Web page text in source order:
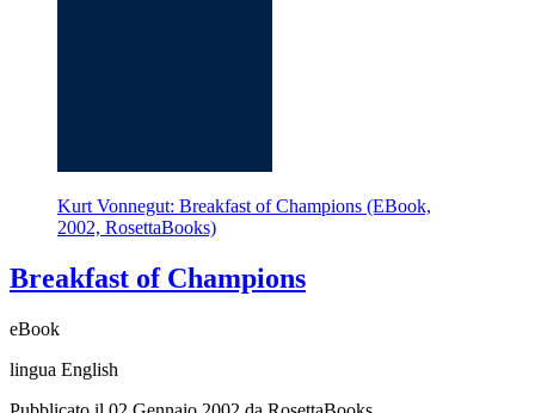
Kurt Vonnegut: Breakfast of Champions (EBook,
2002, RosettaBooks)
Breakfast of Champions
eBook
lingua English